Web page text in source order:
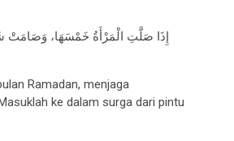
إِذَا صَلَّتِ الْمَرْأَةُ خَمْسَهَا، وَصَامَتْ
Ramadan, menjaga
ke dalam surga dari pintu